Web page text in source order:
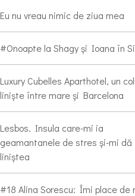
Eu nu vreau nimic de ziua mea
#Onoapte la Shagy și Ioana în
Luxury Cubelles Aparthotel, un
liniște între mare și Barcelona
Lesbos. Insula care-mi ia
geamantanele de stres și-mi dă
liniștea
#18 Alina Sorescu: Îmi place de